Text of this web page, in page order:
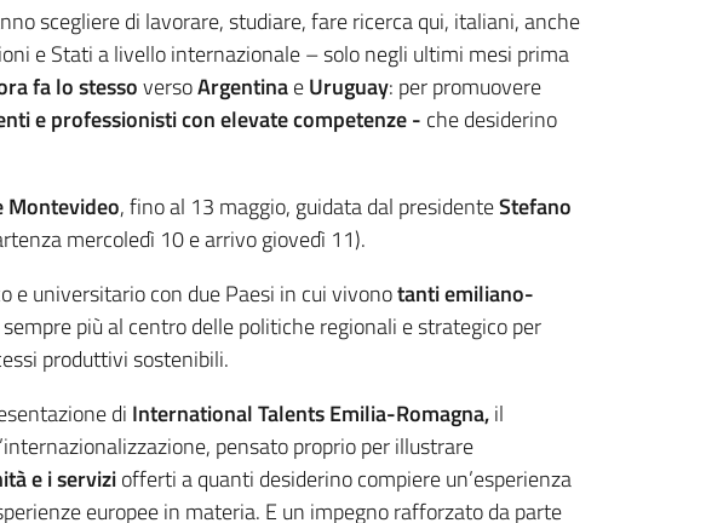
scegliere di lavorare, studiare, fare ricerca qui, italiani, anche
e Stati a livello internazionale – solo negli ultimi mesi prima
fa lo stessoversoArgentinaeUruguay: per promuovere
e professionisti con elevate competenze - che desiderino
Montevideo, fino al 13 maggio, guidata dal presidenteStefano
mercoledì 10 e arrivo giovedì 11).
e universitario con due Paesi in cui vivonotanti emiliano-
più al centro delle politiche regionali e strategico per
produttivi sostenibili.
di International Talents Emilia-Romagna,il
pensato proprio per illustrare
e i serviziofferti a quanti desiderino compiere un’esperienza
europee in materia. E un impegno rafforzato da parte